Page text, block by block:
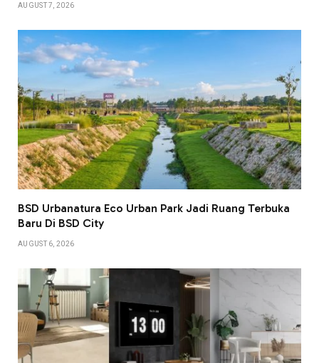
AUGUST 7, 2026
BSD Urbanatura Eco Urban Park Jadi Ruang Terbuka
Baru Di BSD City
AUGUST 6, 2026